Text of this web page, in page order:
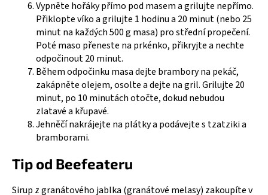
Vypněte hořáky přímo pod masem a grilujte nepřímo.
Přiklopte víko a grilujte 1 hodinu a 20 minut (nebo 25
minut na každých 500 g masa) pro střední propečení.
Poté maso přeneste na prkénko, přikryjte a nechte
odpočinout 20 minut.
Během odpočinku masa dejte brambory na pekáč,
zakápněte olejem, osolte a dejte na gril. Grilujte 20
minut, po 10 minutách otočte, dokud nebudou
zlatavé a křupavé.
Jehněčí nakrájejte na plátky a podávejte s tzatziki a
bramborami.
Tip od Beefeateru
Sirup z granátového jablka (granátové melasy) zakoupíte v
VESTAVNÝ
PLYNOVÝ
SERIES
HOŘÁKŮ
641
28
990